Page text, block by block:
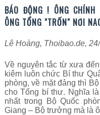
BÁO ĐỘNG ! ÔNG CHÍNH
ÔNG TỔNG "TRỐN" NƠI
Lê Hoàng, Thoibao.de,
Về nguyên tắc từ xưa
kiêm luôn chức Bí thư
phòng, về mặt đảng thì
cho Tổng bí thư. Nghĩa
nhất trong Bộ Quốc
Giang – Bộ trưởng mà là